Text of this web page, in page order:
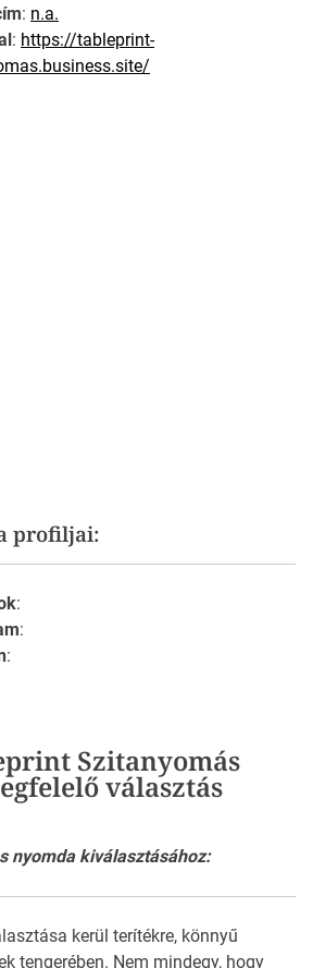
: n.a.
: https://tableprint-
profiljai:
:
:
:
Szitanyomás
választás
nyomda kiválasztásához:
kerül terítékre, könnyű
tengerében. Nem mindegy, hogy